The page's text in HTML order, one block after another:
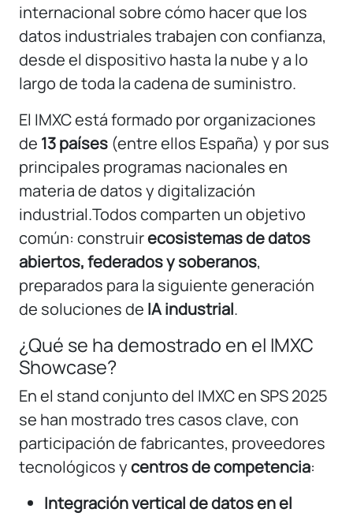
internacional sobre cómo hacer que los
datos industriales trabajen con confianza,
desde el dispositivo hasta la nube y a lo
largo de toda la cadena de suministro.
El IMXC está formado por organizaciones
de 13 países (entre ellos España) y por sus
principales programas nacionales en
materia de datos y digitalización
industrial.Todos comparten un objetivo
común: construirecosistemas de datos
abiertos, federados y soberanos,
preparados para la siguiente generación
de soluciones de IA industrial.
¿Qué se ha demostrado en el IMXC
Showcase?
En el stand conjunto del IMXC en SPS 2025
se han mostrado tres casos clave, con
participación de fabricantes, proveedores
tecnológicos ycentros de competencia:
Integración vertical de datos en el